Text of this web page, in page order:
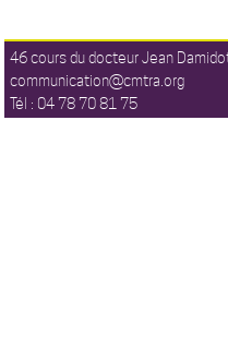
46 cours du docteur Jean
communication@cmtra.org
Tél : 04 78 70 81 75